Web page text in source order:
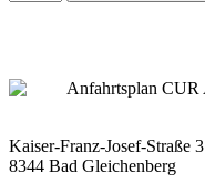
Kaiser-Franz-Josef-Straße 3
8344 Bad Gleichenberg